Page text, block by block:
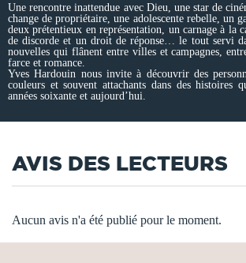
Une rencontre inattendue avec Dieu, une star de
change de propriétaire, une adolescente rebelle, un
deux prétentieux en représentation, un carnage à la
de discorde et un droit de réponse… le tout servi
nouvelles qui flânent entre villes et campagnes,
farce et romance.
Yves Hardouin nous invite à découvrir des
couleurs et souvent attachants dans des histoires
années soixante et aujourd’hui.
AVIS DES LECTEURS
Aucun avis n'a été publié pour le moment.